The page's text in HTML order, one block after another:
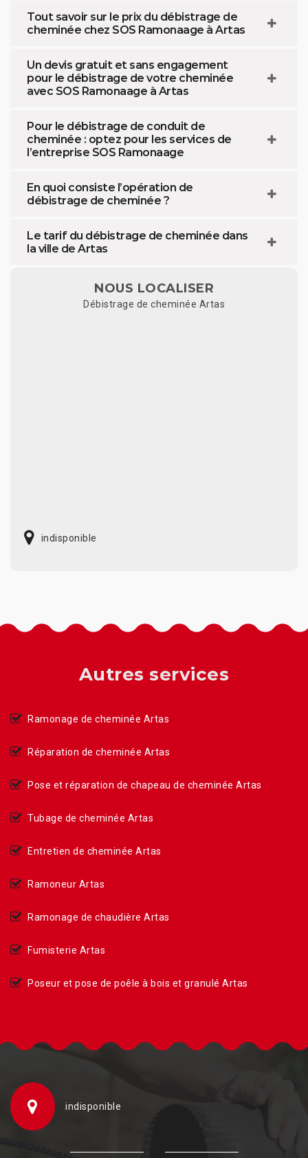
Tout savoir sur le prix du débistrage de
cheminée chez SOS Ramonaage à Artas
Un devis gratuit et sans engagement
pour le débistrage de votre cheminée
avec SOS Ramonaage à Artas
Pour le débistrage de conduit de
cheminée : optez pour les services de
l’entreprise SOS Ramonaage
En quoi consiste l’opération de
débistrage de cheminée ?
Le tarif du débistrage de cheminée dans
la ville de Artas
NOUS LOCALISER
Débistrage de cheminée Artas
indisponible
Autres services
Ramonage de cheminée Artas
Réparation de cheminée Artas
Pose et réparation de chapeau de cheminée Artas
Tubage de cheminée Artas
Entretien de cheminée Artas
Ramoneur Artas
Ramonage de chaudière Artas
Fumisterie Artas
Poseur et pose de poêle à bois et granulé Artas
indisponible